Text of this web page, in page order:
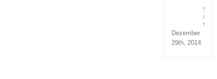
sed
Dezember
29th, 2014